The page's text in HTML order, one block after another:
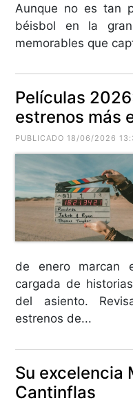
Aunque no es tan
béisbol en la
memorables que
Películas
estrenos más
PUBLICADO 18/06/2026
de enero marcan
cargada de
del asiento.
estrenos de...
Su excelencia
Cantinflas